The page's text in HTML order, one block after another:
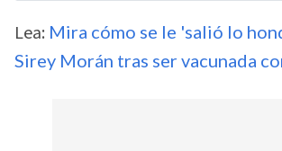
Lea: Mira cómo se le 'salió lo
Sirey Morán tras ser vacunada